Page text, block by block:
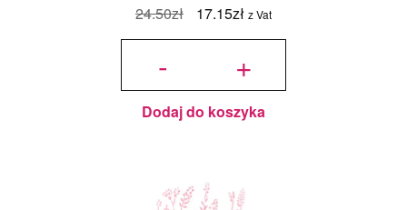
24.50zł
Pierwotna
cena
17.15złAktualna
cena
17.15zł.
z Vat
-
ilość
dekoracji -
Kościół w
SZABLONY
KULINARNE
+
Dodaj do koszyka